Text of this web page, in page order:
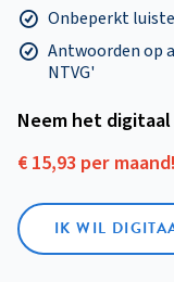
Onbeperkt
Antwoorden op
NTVG'
Neem het
€ 15,93 per maand!
IK WIL